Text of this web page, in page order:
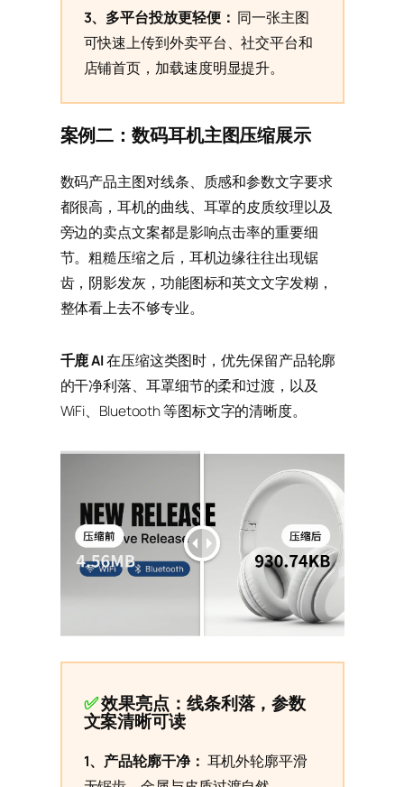
3、多平台投放更轻便： 同一张主图
可快速上传到外卖平台、社交平台和
店铺首页，加载速度明显提升。
案例二：数码耳机主图压缩展示
数码产品主图对线条、质感和参数文字要求
都很高，耳机的曲线、耳罩的皮质纹理以及
旁边的卖点文案都是影响点击率的重要细
节。粗糙压缩之后，耳机边缘往往出现锯
齿，阴影发灰，功能图标和英文文字发糊，
整体看上去不够专业。
千鹿 AI在压缩这类图时，优先保留产品轮廓
的干净利落、耳罩细节的柔和过渡，以及
WiFi、Bluetooth 等图标文字的清晰度。
✅效果亮点：线条利落，参数
文案清晰可读
1、产品轮廓干净： 耳机外轮廓平滑